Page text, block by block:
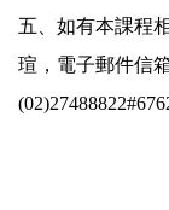
五、如有本課程
瑄，電子郵件信